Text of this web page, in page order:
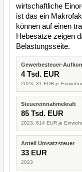
wirtschaftliche
ist das ein
können auf einen
Hebesätze zeigen
Belastungsseite.
Gewerbesteuer-
4 Tsd. EUR
2023, 31 EUR je
Steuereinnahmekraft
85 Tsd. EUR
2023, 614 EUR je
Anteil Umsatzsteuer
33 EUR
2023